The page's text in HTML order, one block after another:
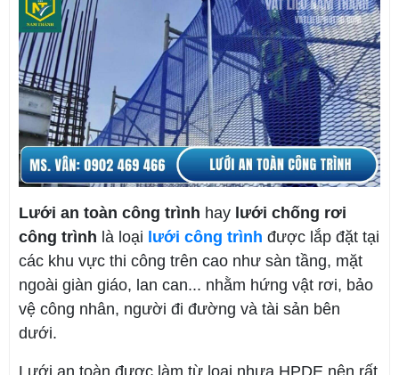
Lưới an toàn công trình hay lưới chống rơi
công trình là loại lưới công trình được lắp đặt tại
các khu vực thi công trên cao như sàn tầng, mặt
ngoài giàn giáo, lan can... nhằm hứng vật rơi, bảo
vệ công nhân, người đi đường và tài sản bên
dưới.